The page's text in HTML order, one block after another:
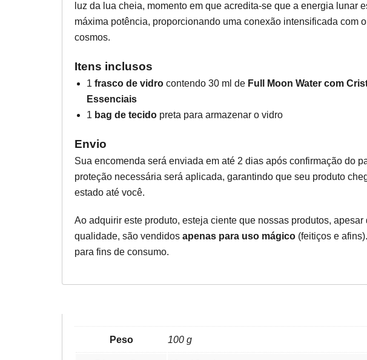
luz da lua cheia, momento em que acredita-se que a energia lunar
máxima potência, proporcionando uma conexão intensificada com
cosmos.
Itens inclusos
1 frasco de vidro contendo 30 ml de Full Moon Water com
Essenciais
1 bag de tecido preta para armazenar o vidro
Envio
Sua encomenda será enviada em até 2 dias após confirmação do
proteção necessária será aplicada, garantindo que seu produto
estado até você.
Ao adquirir este produto, esteja ciente que nossas produtos, apesar
qualidade, são vendidos apenas para uso mágico (feitiços e
para fins de consumo.
Peso 100 g